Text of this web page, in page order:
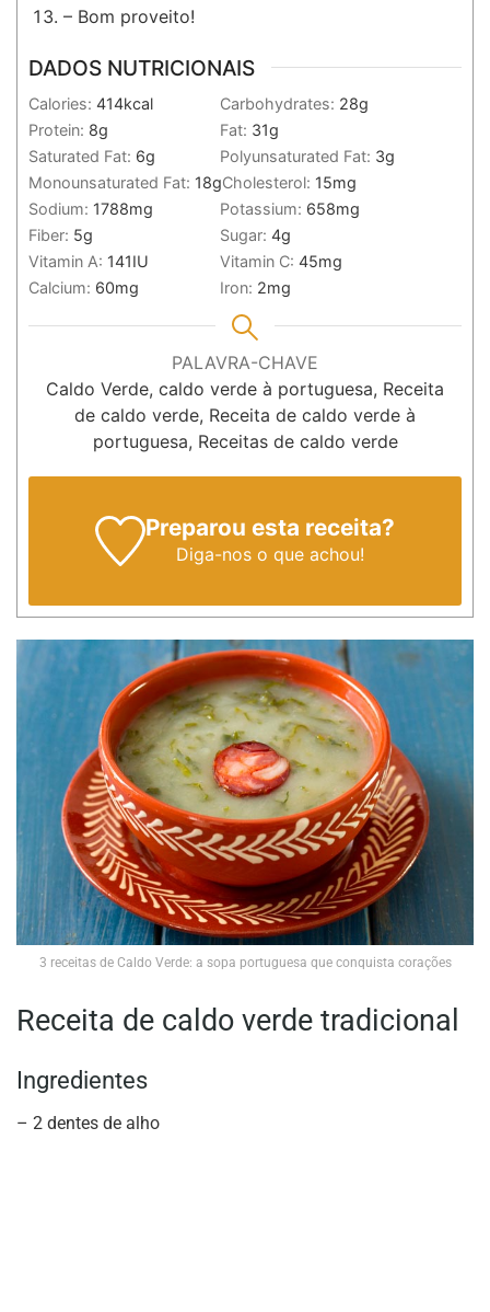
– Bom proveito!
DADOS NUTRICIONAIS
Calories: 414kcal Carbohydrates: 28g
Protein: 8g Fat: 31g
Saturated Fat: 6g Polyunsaturated Fat: 3g
Monounsaturated Fat: 18gCholesterol: 15mg
Sodium: 1788mg Potassium: 658mg
Fiber: 5g Sugar: 4g
Vitamin A: 141IU Vitamin C: 45mg
Calcium: 60mg Iron: 2mg
PALAVRA-CHAVE
Caldo Verde, caldo verde à portuguesa, Receita
de caldo verde, Receita de caldo verde à
portuguesa, Receitas de caldo verde
Preparou esta receita?
Diga-noso que achou!
3 receitas de Caldo Verde: a sopa portuguesa que conquista corações
Receita de caldo verde tradicional
Ingredientes
– 2 dentes de alho